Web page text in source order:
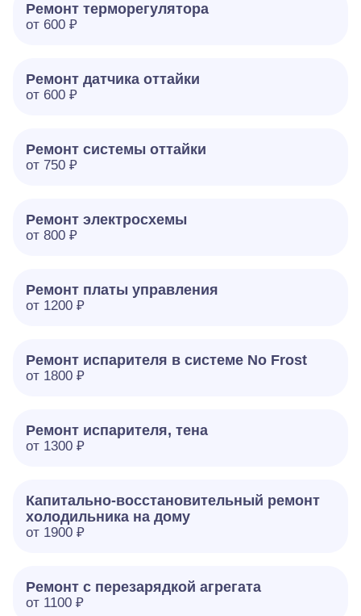
Ремонт терморегулятора
от 600 ₽
Ремонт датчика оттайки
от 600 ₽
Ремонт системы оттайки
от 750 ₽
Ремонт электросхемы
от 800 ₽
Ремонт платы управления
от 1200 ₽
Ремонт испарителя в системе No Frost
от 1800 ₽
Ремонт испарителя, тена
от 1300 ₽
Капитально-восстановительный ремонт
холодильника на дому
от 1900 ₽
Ремонт с перезарядкой агрегата
от 1100 ₽